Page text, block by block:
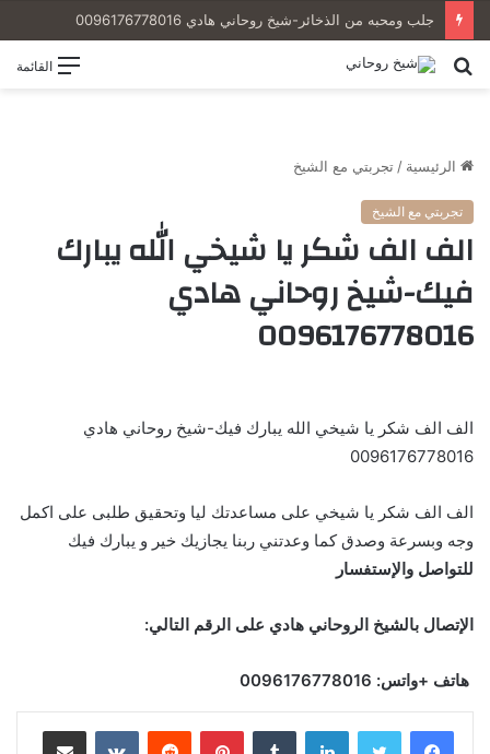
جلب ومحبه من الذخائر-شيخ روحاني هادي 0096176778016
القائمة
بحث
الرئيسية / تجربتي مع الشيخ
تجربتي مع الشيخ
الف الف شكر يا شيخي الله يبارك
فيك-شيخ روحاني هادي
0096176778016
الف الف شكر يا شيخي الله يبارك فيك-شيخ روحاني هادي
0096176778016
الف الف شكر يا شيخي على مساعدتك ليا وتحقيق طلبى على اكمل
وجه وبسرعة وصدق كما وعدتني ربنا يجازيك خير و يبارك فيك
للتواصل والإستفسار
الإتصال بالشيخ الروحاني هادي على الرقم التالي:
هاتف +واتس: 0096176778016
لينكدإن بينتيريست